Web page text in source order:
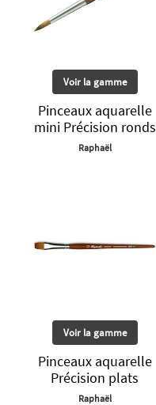
Voir la gamme
Pinceaux aquarelle
mini Précision ronds
Raphaël
Voir la gamme
Pinceaux aquarelle
Précision plats
Raphaël